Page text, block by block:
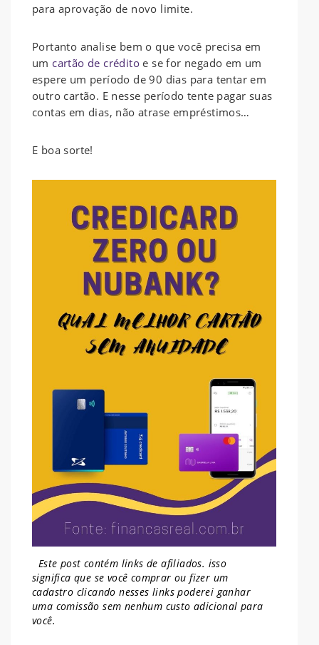
para aprovação de novo limite.
Portanto analise bem o que você precisa em
um cartão de créditoe se for negado em um
espere um período de 90 dias para tentar em
outro cartão. E nesse período tente pagar suas
contas em dias, não atrase empréstimos…
E boa sorte!
Este post contém links de afiliados. isso
significa que se você comprar ou fizer um
cadastro clicando nesses links poderei ganhar
uma comissão sem nenhum custo adicional para
você.